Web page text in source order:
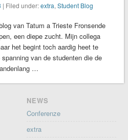
| Filed under:extra,Student Blog
van Tatum a Trieste Fronsende
een diepe zucht. Mijn collega
het begint toch aardig heet te
van de studenten die de
…
NEWS
Conferenze
extra